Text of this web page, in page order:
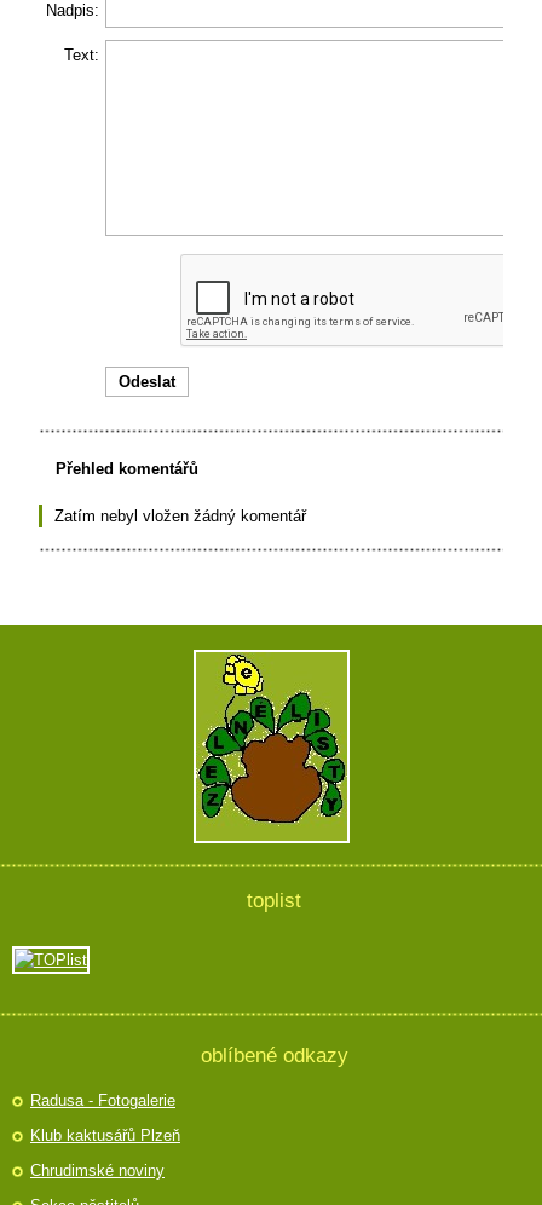
Nadpis:
Text:
Přehled komentářů
Zatím nebyl vložen žádný komentář
toplist
oblíbené odkazy
Radusa - Fotogalerie
Klub kaktusářů Plzeň
Chrudimské noviny